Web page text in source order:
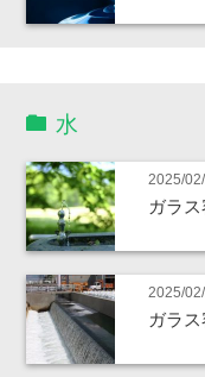
水
2025/
ガラ
2025/
ガラ